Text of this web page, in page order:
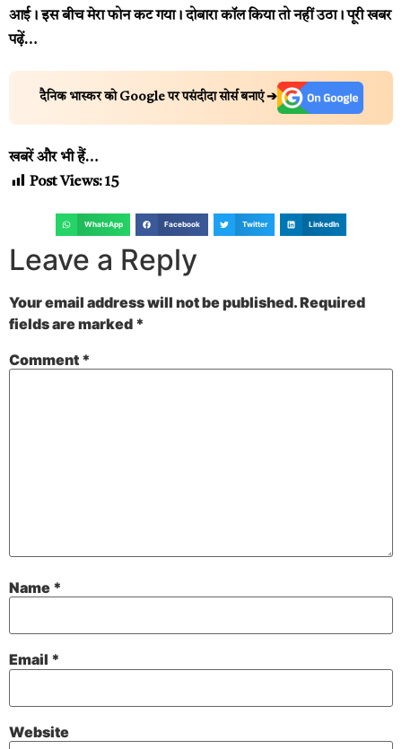
आई। इस बीच मेरा फोन कट गया। दोबारा कॉल किया तो नहीं उठा।पूरी खबर
पढ़ें…
दैनिक भास्कर को Google पर पसंदीदा सोर्स बनाएं ➔
खबरें और भी हैं…
Post Views:15
WhatsApp Facebook Twitter LinkedIn
Leave a Reply
Your email address will not be published.Required
fields are marked *
Comment *
Name *
Email *
Website